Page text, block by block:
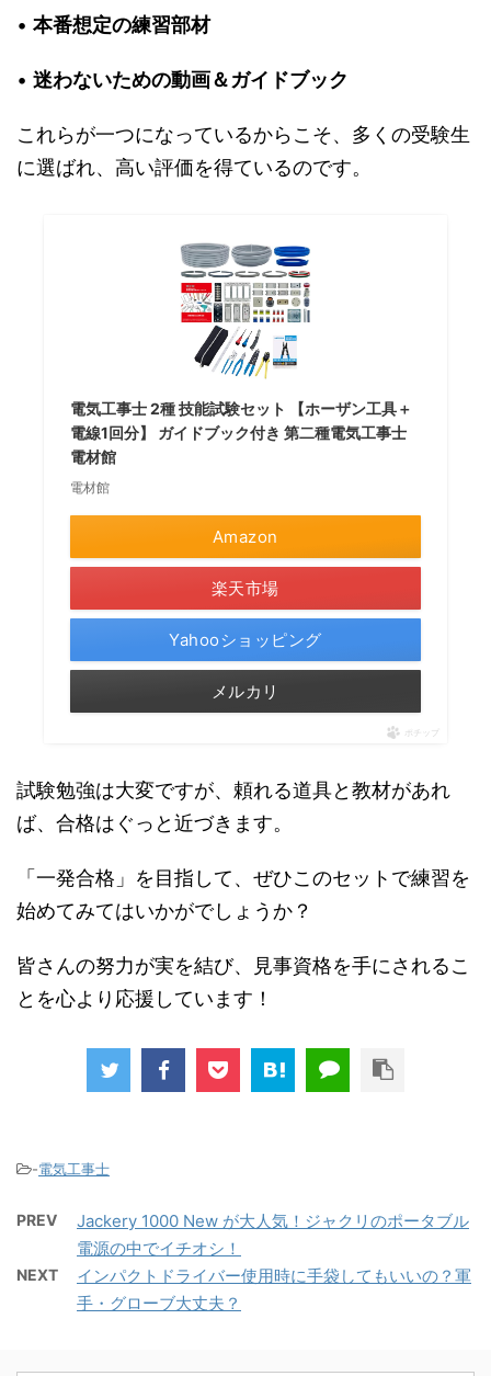
• 本番想定の練習部材
• 迷わないための動画＆ガイドブック
これらが一つになっているからこそ、多くの受験生
に選ばれ、高い評価を得ているのです。
電気工事士 2種 技能試験セット 【ホーザン工具＋
電線1回分】 ガイドブック付き 第二種電気工事士
電材館
電材館
Amazon
楽天市場
Yahooショッピング
メルカリ
ポチップ
試験勉強は大変ですが、頼れる道具と教材があれ
ば、合格はぐっと近づきます。
「一発合格」を目指して、ぜひこのセットで練習を
始めてみてはいかがでしょうか？
皆さんの努力が実を結び、見事資格を手にされるこ
とを心より応援しています！
-電気工事士
PREV
Jackery 1000 New が大人気！ジャクリのポータブル
電源の中でイチオシ！
NEXT
インパクトドライバー使用時に手袋してもいいの？軍
手・グローブ大丈夫？